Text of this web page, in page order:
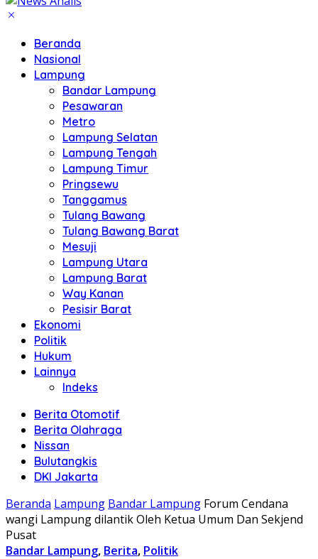
Beranda
Nasional
Lampung
Bandar Lampung
Pesawaran
Metro
Lampung Selatan
Lampung Tengah
Lampung Timur
Pringsewu
Tanggamus
Tulang Bawang
Tulang Bawang Barat
Mesuji
Lampung Utara
Lampung Barat
Way Kanan
Pesisir Barat
Ekonomi
Politik
Hukum
Lainnya
Indeks
Berita Otomotif
Berita Olahraga
Nissan
Bulutangkis
DKI Jakarta
Beranda Lampung Bandar Lampung Forum Cendana
wangi Lampung dilantik Oleh Ketua Umum Dan Sekjend
Pusat
Bandar Lampung, Berita, Politik